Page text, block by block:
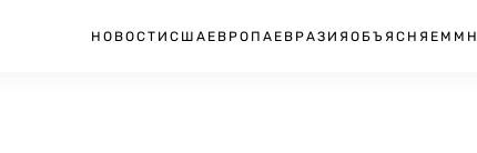
НОВОСТИ США ЕВРОПА ЕВРАЗИЯ ОБЪЯСНЯЕМ